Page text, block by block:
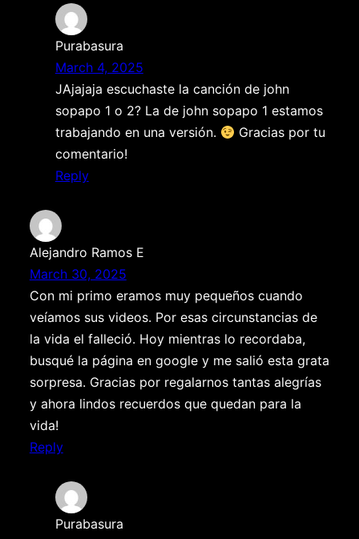
Purabasura
March 4, 2025
JAjajaja escuchaste la canción de john
sopapo 1 o 2? La de john sopapo 1 estamos
trabajando en una versión.
Gracias por tu
comentario!
Reply
Alejandro Ramos E
March 30, 2025
Con mi primo eramos muy pequeños cuando
veíamos sus videos. Por esas circunstancias de
la vida el falleció. Hoy mientras lo recordaba,
busqué la página en google y me salió esta grata
sorpresa. Gracias por regalarnos tantas alegrías
y ahora lindos recuerdos que quedan para la
vida!
Reply
Purabasura